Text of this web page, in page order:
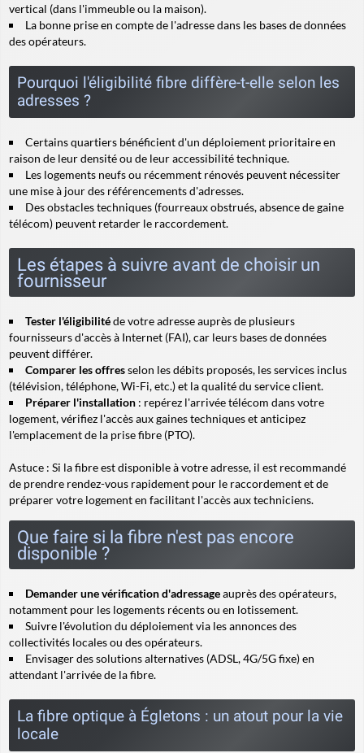
vertical (dans l'immeuble ou la maison).
La bonne prise en compte de l'adresse dans les bases de données
des opérateurs.
Pourquoi l'éligibilité fibre diffère-t-elle selon les
adresses ?
Certains quartiers bénéficient d'un déploiement prioritaire en
raison de leur densité ou de leur accessibilité technique.
Les logements neufs ou récemment rénovés peuvent nécessiter
une mise à jour des référencements d'adresses.
Des obstacles techniques (fourreaux obstrués, absence de gaine
télécom) peuvent retarder le raccordement.
Les étapes à suivre avant de choisir un
fournisseur
Tester l'éligibilitéde votre adresse auprès de plusieurs
fournisseurs d'accès à Internet (FAI), car leurs bases de données
peuvent différer.
Comparer les offresselon les débits proposés, les services inclus
(télévision, téléphone, Wi-Fi, etc.) et la qualité du service client.
Préparer l'installation : repérez l'arrivée télécom dans votre
logement, vérifiez l'accès aux gaines techniques et anticipez
l'emplacement de la prise fibre (PTO).
Astuce : Si la fibre est disponible à votre adresse, il est recommandé
de prendre rendez-vous rapidement pour le raccordement et de
préparer votre logement en facilitant l'accès aux techniciens.
Que faire si la fibre n'est pas encore
disponible ?
Demander une vérification d'adressageauprès des opérateurs,
notamment pour les logements récents ou en lotissement.
Suivre l'évolution du déploiement via les annonces des
collectivités locales ou des opérateurs.
Envisager des solutions alternatives (ADSL, 4G/5G fixe) en
attendant l'arrivée de la fibre.
La fibre optique à Égletons : un atout pour la vie
locale